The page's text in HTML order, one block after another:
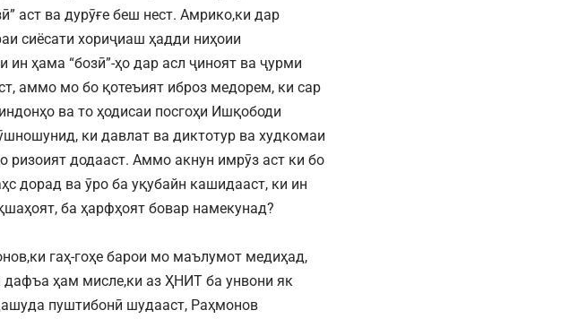
аст ва дурӯғе беш нест. Амрико,ки дар
сиёсати хориҷиаш ҳадди ниҳоии
ҳама “бозӣ”-ҳо дар асл ҷиноят ва ҷурми
аммо мо бо қотеъият иброз медорем, ки сар
ва то ҳодисаи посгоҳи Ишқободи
ки давлат ва диктотур ва худкомаи
додааст. Аммо акнун имрӯз аст ки бо
дорад ва ӯро ба уқубайн кашидааст, ки ин
ба ҳарфҳоят бовар намекунад?
гаҳ-гоҳе барои мо маълумот медиҳад,
ҳам мисле,ки аз ҲНИТ ба унвони як
пуштибонӣ шудааст, Раҳмонов